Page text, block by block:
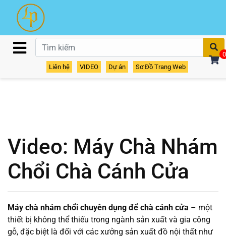
Liên hệ VIDEO Dự án Sơ Đồ Trang Web
0
Video: Máy Chà Nhám
Chổi Chà Cánh Cửa
Máy chà nhám chổi chuyên dụng để chà cánh cửa – một
thiết bị không thể thiếu trong ngành sản xuất và gia công
gỗ, đặc biệt là đối với các xưởng sản xuất đồ nội thất như